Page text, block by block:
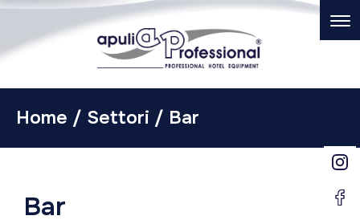
content
Home / Settori / Bar
Bar